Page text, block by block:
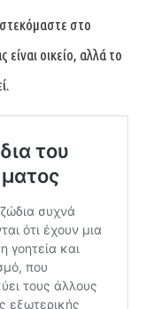
στο
οικείο, αλλά το